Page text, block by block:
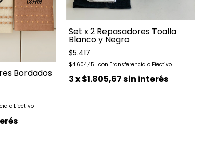
Bordados
Set x 2 Repasadores Toalla
Blanco y Negro
$5.417
$4.604,45
3x$1.805,67sin interés